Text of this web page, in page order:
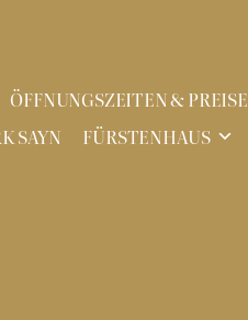
ÖFFNUNGSZEITEN & PREISE
SAYN FÜRSTENHAUS